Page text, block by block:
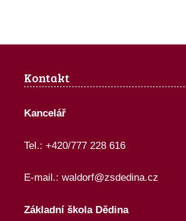
Kontakt
Kancelář
Tel.: +420/777 228 616
E-mail.: waldorf@zsdedina.cz
Základní škola Dědina